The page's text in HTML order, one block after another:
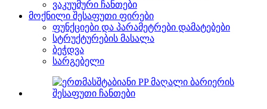
ვაკუუმური ჩანთები
მოქნილი შესაფუთი ფირები
ფუნქციები და პარამეტრები დამატებები
სტრუქტურების მასალა
ბეჭდვა
სარგებელი